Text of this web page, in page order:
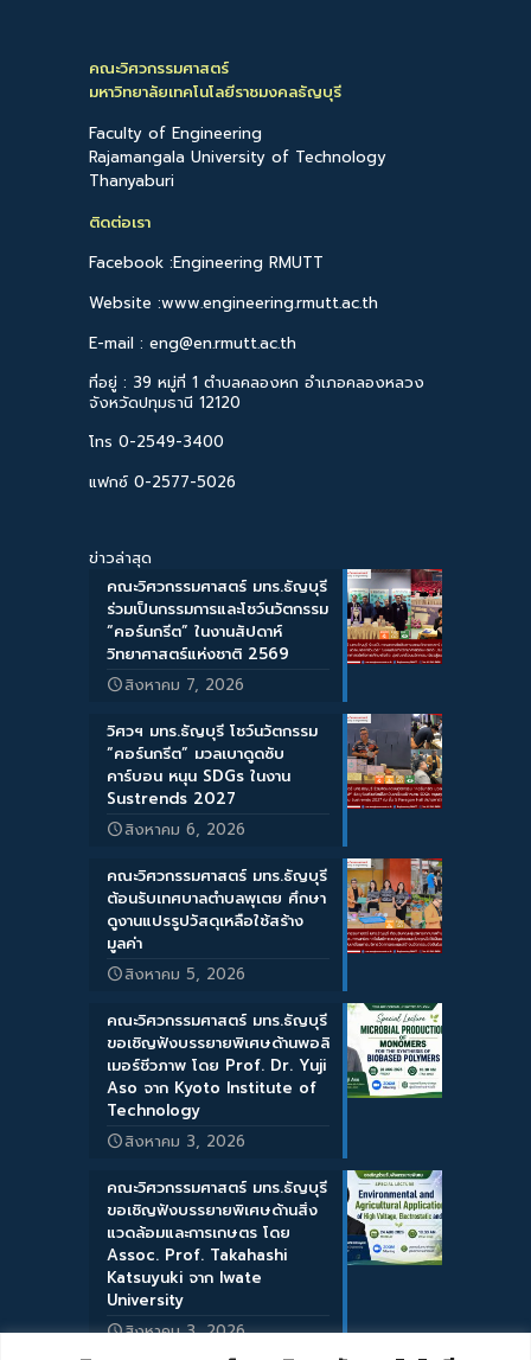
คณะวิศวกรรมศาสตร์
มหาวิทยาลัยเทคโนโลยีราชมงคลธัญบุรี
Faculty of Engineering
Rajamangala University of Technology
Thanyaburi
ติดต่อเรา
Facebook :Engineering RMUTT
Website :www.engineering.rmutt.ac.th
E-mail : eng@en.rmutt.ac.th
ที่อยู่ : 39 หมู่ที่ 1 ตำบลคลองหก อำเภอคลองหลวง
จังหวัดปทุมธานี 12120
โทร 0-2549-3400
แฟกซ์ 0-2577-5026
ข่าวล่าสุด
คณะวิศวกรรมศาสตร์ มทร.ธัญบุรี
ร่วมเป็นกรรมการและโชว์นวัตกรรม
“คอร์นกรีต” ในงานสัปดาห์
วิทยาศาสตร์แห่งชาติ 2569
สิงหาคม 7, 2026
วิศวฯ มทร.ธัญบุรี โชว์นวัตกรรม
“คอร์นกรีต” มวลเบาดูดซับ
คาร์บอน หนุน SDGs ในงาน
Sustrends 2027
สิงหาคม 6, 2026
คณะวิศวกรรมศาสตร์ มทร.ธัญบุรี
ต้อนรับเทศบาลตำบลพุเตย ศึกษา
ดูงานแปรรูปวัสดุเหลือใช้สร้าง
มูลค่า
สิงหาคม 5, 2026
คณะวิศวกรรมศาสตร์ มทร.ธัญบุรี
ขอเชิญฟังบรรยายพิเศษด้านพอลิ
เมอร์ชีวภาพ โดย Prof. Dr. Yuji
Aso จาก Kyoto Institute of
Technology
สิงหาคม 3, 2026
คณะวิศวกรรมศาสตร์ มทร.ธัญบุรี
ขอเชิญฟังบรรยายพิเศษด้านสิ่ง
แวดล้อมและการเกษตร โดย
Assoc. Prof. Takahashi
Katsuyuki จาก Iwate
University
สิงหาคม 3, 2026